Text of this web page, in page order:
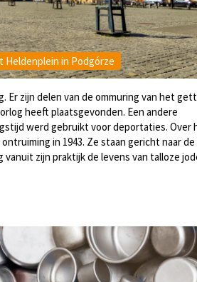
Heldenplein in Podgórze
Er zijn delen van de ommuring van het
heeft plaatsgevonden. Een andere
werd gebruikt voor deportaties. Over
in 1943. Ze staan gericht naar de
zijn praktijk de levens van talloze